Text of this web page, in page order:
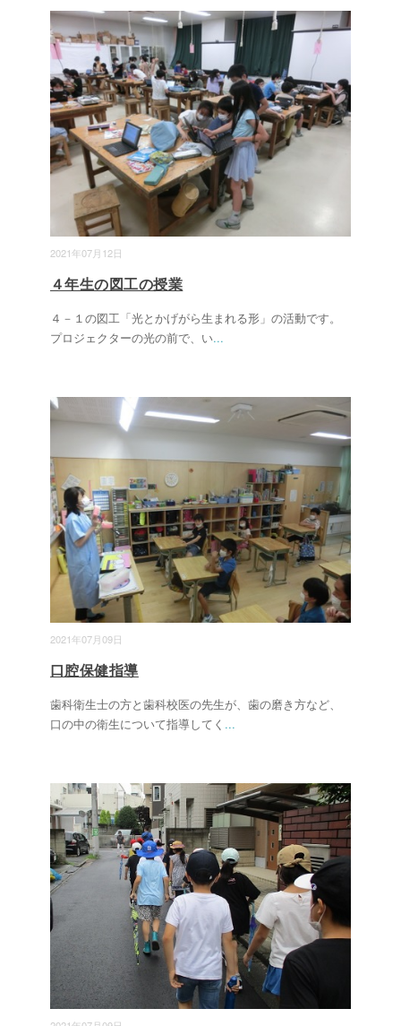
2021年07月12日
４年生の図工の授業
４－１の図工「光とかげがら生まれる形」の活動です。
プロジェクターの光の前で、い...
2021年07月09日
口腔保健指導
歯科衛生士の方と歯科校医の先生が、歯の磨き方など、
口の中の衛生について指導してく ...